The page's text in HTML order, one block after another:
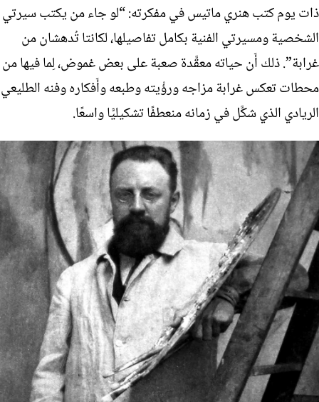
ذات يوم كتب هنري ماتيس في مفكرته: “لو جاء من يكتب سيرتي
الشخصية ومسيرتي الفنية بكامل تفاصيلها، لكانتا تُدهشان من
غرابة”. ذلك أَن حياته معقَّدة صعبة على بعض غموض، لِما فيها من
محطات تعكس غرابة مزاجه ورؤْيته وطبعه وأَفكاره وفنه الطليعي
الريادي الذي شكَّل في زمانه منعطفًا تشكيليًّا واسعًا.